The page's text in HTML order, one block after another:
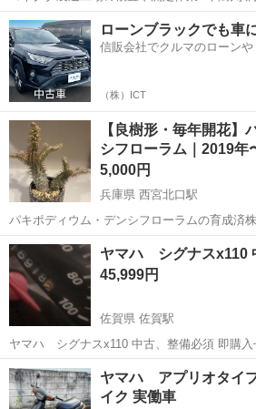
日128日★クリーンルーム内作業★マイカー通
★就業先食堂利用可！日払い制度あり！《茨城県常
工場のお仕事 ◇コネクタ製造工...
茨城 常陸大宮市 静駅 その他
ローンブラックでも車
信販会社でクルマのローン
（株）ICT
【良樹形・毎年開花】
シフローラム｜2019
5,000円
兵庫県 西宮北口駅
パキポディウム・デンシフローラムの育成済
宝塚の塊根植物・多肉植物専門店「パルコジ
にて購入し、5年以上自宅でじっくり育ててき
状態： 幹がどっ...
兵庫 西宮市 西宮北口駅
ヤマハ シグナスx110
45,999円
佐賀県 佐賀駅
ヤマハ シグナスx110 中古、整備必須 即購入せず、必ずコメントお願
いします。 領収書発行不可、話が早いひと優
義変更は購入者でお願いします。 自賠責保険は切れ
品販売について ...
佐賀 佐賀市 バイク シグ
ヤマハ アプリオタイ
イク 実働車